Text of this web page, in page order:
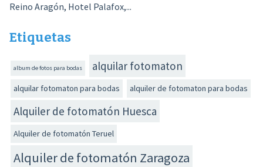
Reino Aragón, Hotel Palafox,...
Etiquetas
album de fotos para bodas alquilar fotomaton
alquilar fotomaton para bodas alquiler de fotomaton para bodas
Alquiler de fotomatón Huesca
Alquiler de fotomatón Teruel
Alquiler de fotomatón Zaragoza